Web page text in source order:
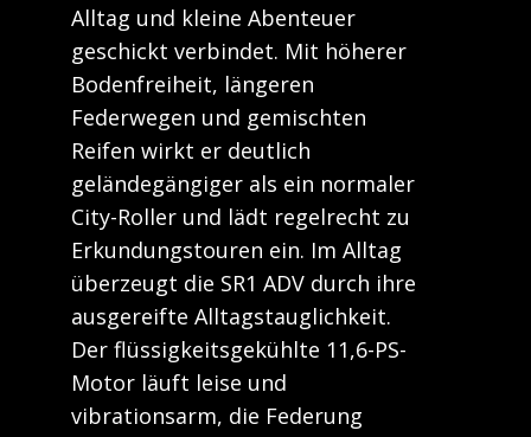
Alltag und kleine Abenteuer
geschickt verbindet. Mit höherer
Bodenfreiheit, längeren
Federwegen und gemischten
Reifen wirkt er deutlich
geländegängiger als ein normaler
City-Roller und lädt regelrecht zu
Erkundungstouren ein. Im Alltag
überzeugt die SR1 ADV durch ihre
ausgereifte Alltagstauglichkeit.
Der flüssigkeitsgekühlte 11,6-PS-
Motor läuft leise und
vibrationsarm, die Federung